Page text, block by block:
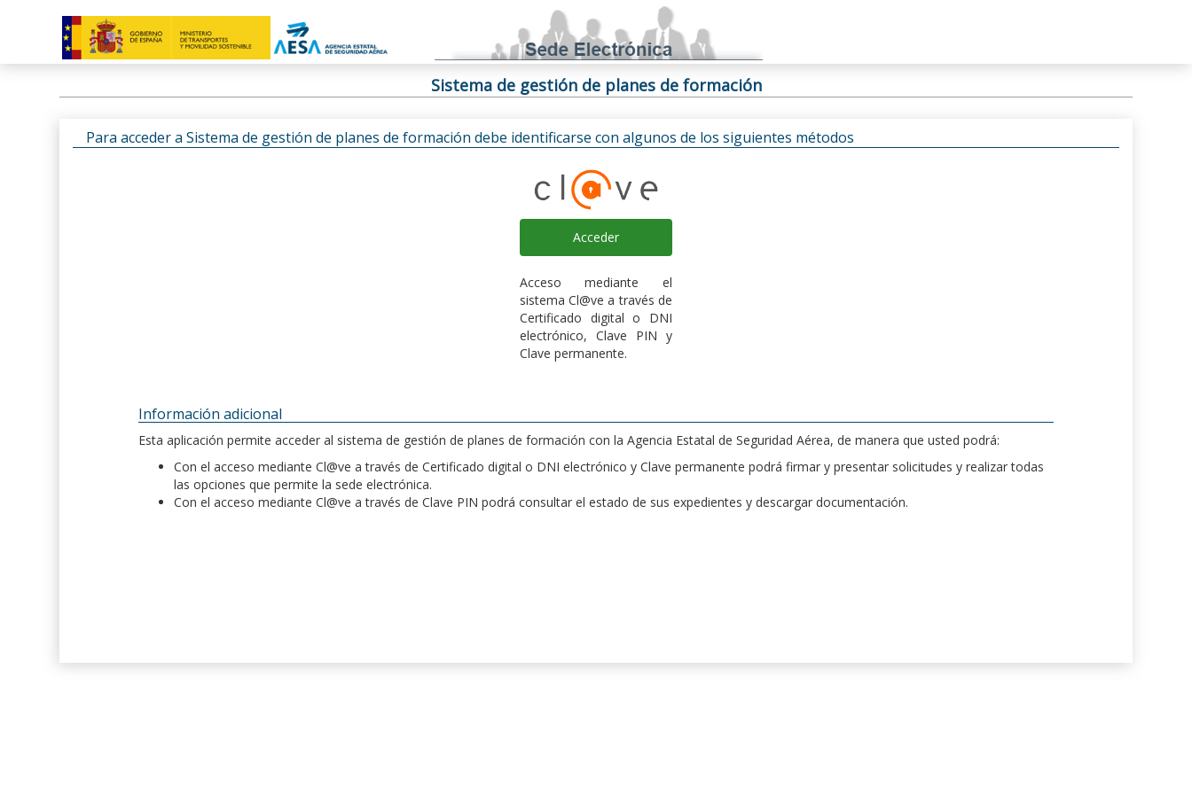
Sistema de gestión de planes de formación
Para acceder a Sistema de gestión de planes de formación debe identificarse con algunos de los siguientes métodos
Acceder
Acceso mediante el
sistema Cl@ve a través de
Certificado digital o DNI
electrónico, Clave PIN y
Clave permanente.
Información adicional
Esta aplicación permite acceder al sistema de gestión de planes de formación con la Agencia Estatal de Seguridad Aérea, de manera que usted podrá:
Con el acceso mediante Cl@ve a través de Certificado digital o DNI electrónico y Clave permanente podrá firmar y presentar solicitudes y realizar todas
las opciones que permite la sede electrónica.
Con el acceso mediante Cl@ve a través de Clave PIN podrá consultar el estado de sus expedientes y descargar documentación.